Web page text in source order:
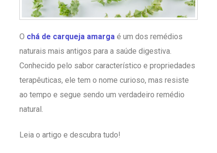
O chá de carqueja amarga é um dos remédios
naturais mais antigos para a saúde digestiva.
Conhecido pelo sabor característico e propriedades
terapêuticas, ele tem o nome curioso, mas resiste
ao tempo e segue sendo um verdadeiro remédio
natural.
Leia o artigo e descubra tudo!